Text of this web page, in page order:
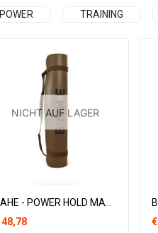
POWER TRAINING
NICHT AUF LAGER
BAHE - POWER HOLD MAT - CINNAMON
48,78
€